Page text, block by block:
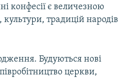
конфесії є величезною
традицій народів
Будуються нові
церкви,